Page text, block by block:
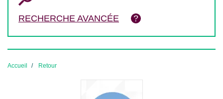
RECHERCHE AVANCÉE
Accueil Retour